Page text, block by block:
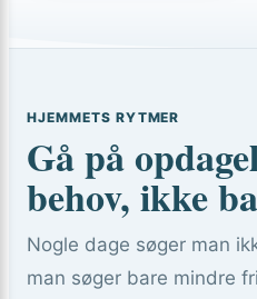
HJEMMETS RYTMER
Gå på
behov, ikke
Nogle dage søger man
man søger bare mindre